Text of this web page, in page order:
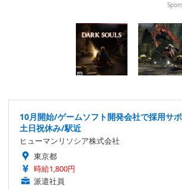
10月開始/ゲームソフト開発会社で採用サ
土日祝休み/駅近
ヒューマンリソシア株式会社
東京都
時給1,800円
派遣社員